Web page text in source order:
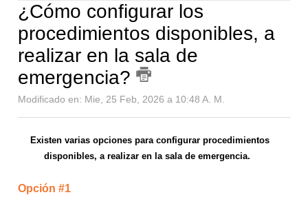
¿Cómo configurar los
procedimientos disponibles, a
realizar en la sala de
emergencia?
Modificado en: Mie, 25 Feb, 2026 a 10:48 A. M.
Existen varias opciones para configurar procedimientos
disponibles, a realizar en la sala de emergencia.
Opción #1